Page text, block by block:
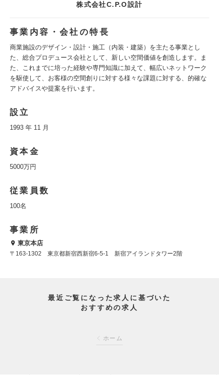
株式会社C.P.O設計
事業内容・会社の特長
商業施設のデザイン・設計・施工（内装・建築）を主たる事業とし
た、総合プロデュース会社として、新しい空間価値を創造します。ま
た、これまでに培った経験や専門知識に加えて、幅広いネットワーク
を駆使して、お客様の空間創りに対する様々な課題に対する、的確な
アドバイスや提案を行います。
設立
1993 年 11 月
資本金
5000万円
従業員数
100名
事業所
東京本店
〒163-1302 東京都新宿西新宿6-5-1 新宿アイランドタワー2階
最近ご覧になった求人に基づいた
おすすめの求人
ホーム